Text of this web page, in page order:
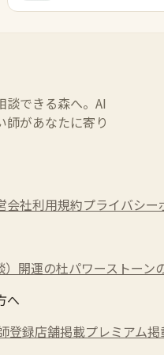
談できる森へ。AI
師があなたに寄り
会社利用規約プライバシー
開運の杜パワーストーン
へ
登録店舗掲載プレミアム掲